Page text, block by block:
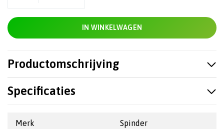
IN WINKELWAGEN
Productomschrijving
Specificaties
Merk Spinder